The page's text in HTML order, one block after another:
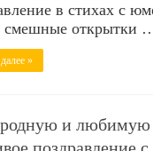
в стихах с
смешные открытки
»
и любимую